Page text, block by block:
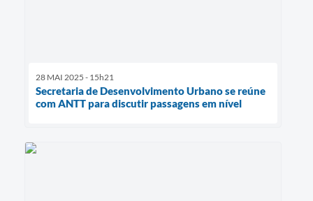
28 MAI 2025 - 15h21
Secretaria de Desenvolvimento Urbano se reúne
com ANTT para discutir passagens em nível